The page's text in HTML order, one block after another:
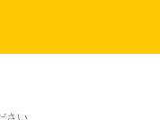
さい